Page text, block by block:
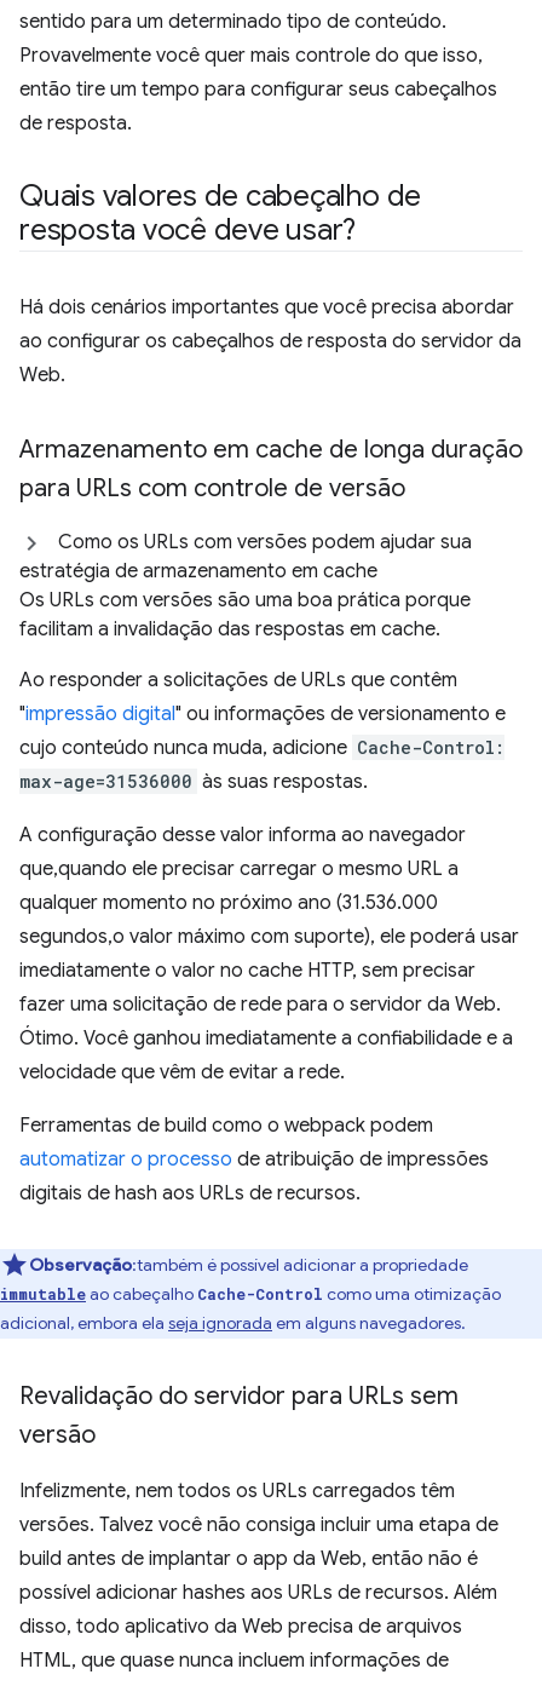
sentido para um determinado tipo de conteúdo.
Provavelmente você quer mais controle do que isso,
então tire um tempo para configurar seus cabeçalhos
de resposta.
Quais valores de cabeçalho de
resposta você deve usar?
Há dois cenários importantes que você precisa abordar
ao configurar os cabeçalhos de resposta do servidor da
Web.
Armazenamento em cache de longa duração
para URLs com controle de versão
Como os URLs com versões podem ajudar sua
estratégia de armazenamento em cache
Os URLs com versões são uma boa prática porque
facilitam a invalidação das respostas em cache.
Ao responder a solicitações de URLs que contêm
"impressão digital" ou informações de versionamento e
cujo conteúdo nunca muda, adicione Cache-Control:
max-age=31536000 às suas respostas.
A configuração desse valor informa ao navegador
que,quando ele precisar carregar o mesmo URL a
qualquer momento no próximo ano (31.536.000
segundos,o valor máximo com suporte), ele poderá usar
imediatamente o valor no cache HTTP, sem precisar
fazer uma solicitação de rede para o servidor da Web.
Ótimo. Você ganhou imediatamente a confiabilidade e a
velocidade que vêm de evitar a rede.
Ferramentas de build como o webpack podem
automatizar o processo de atribuição de impressões
digitais de hash aos URLs de recursos.
Observação:também é possível adicionar a propriedade
immutableao cabeçalho Cache-Control como uma otimização
adicional, embora ela seja ignorada em alguns navegadores.
Revalidação do servidor para URLs sem
versão
Infelizmente, nem todos os URLs carregados têm
versões. Talvez você não consiga incluir uma etapa de
build antes de implantar o app da Web, então não é
possível adicionar hashes aos URLs de recursos. Além
disso, todo aplicativo da Web precisa de arquivos
HTML, que quase nunca incluem informações de